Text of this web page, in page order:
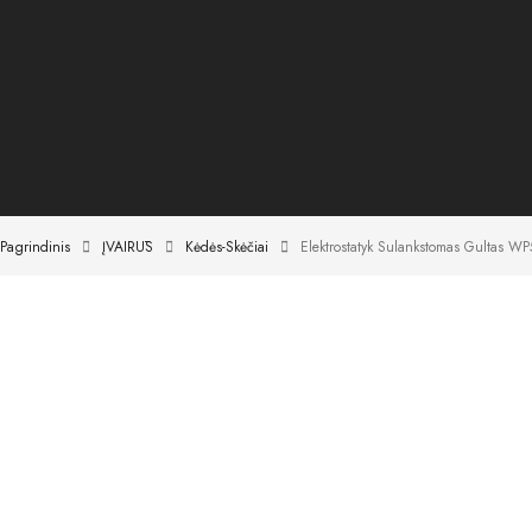
Pagrindinis ĮVAIRŪS Kėdės-Skėčiai Elektrostatyk Sulankstomas Gultas